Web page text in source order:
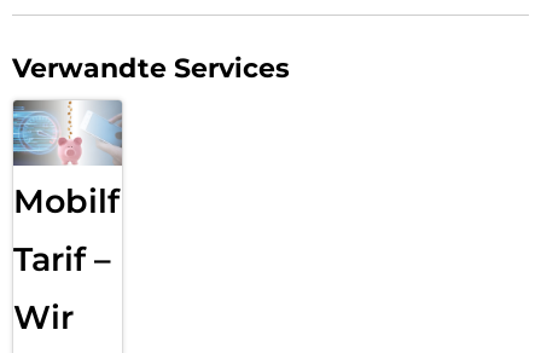
Verwandte Services
Mobilfunk
Tarif –
Wir